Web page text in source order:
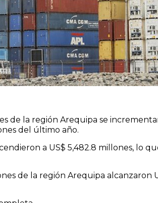
de la región Arequipa se
del último año.
a US$ 5,482.8 millones, lo
de la región Arequipa alcanzaron